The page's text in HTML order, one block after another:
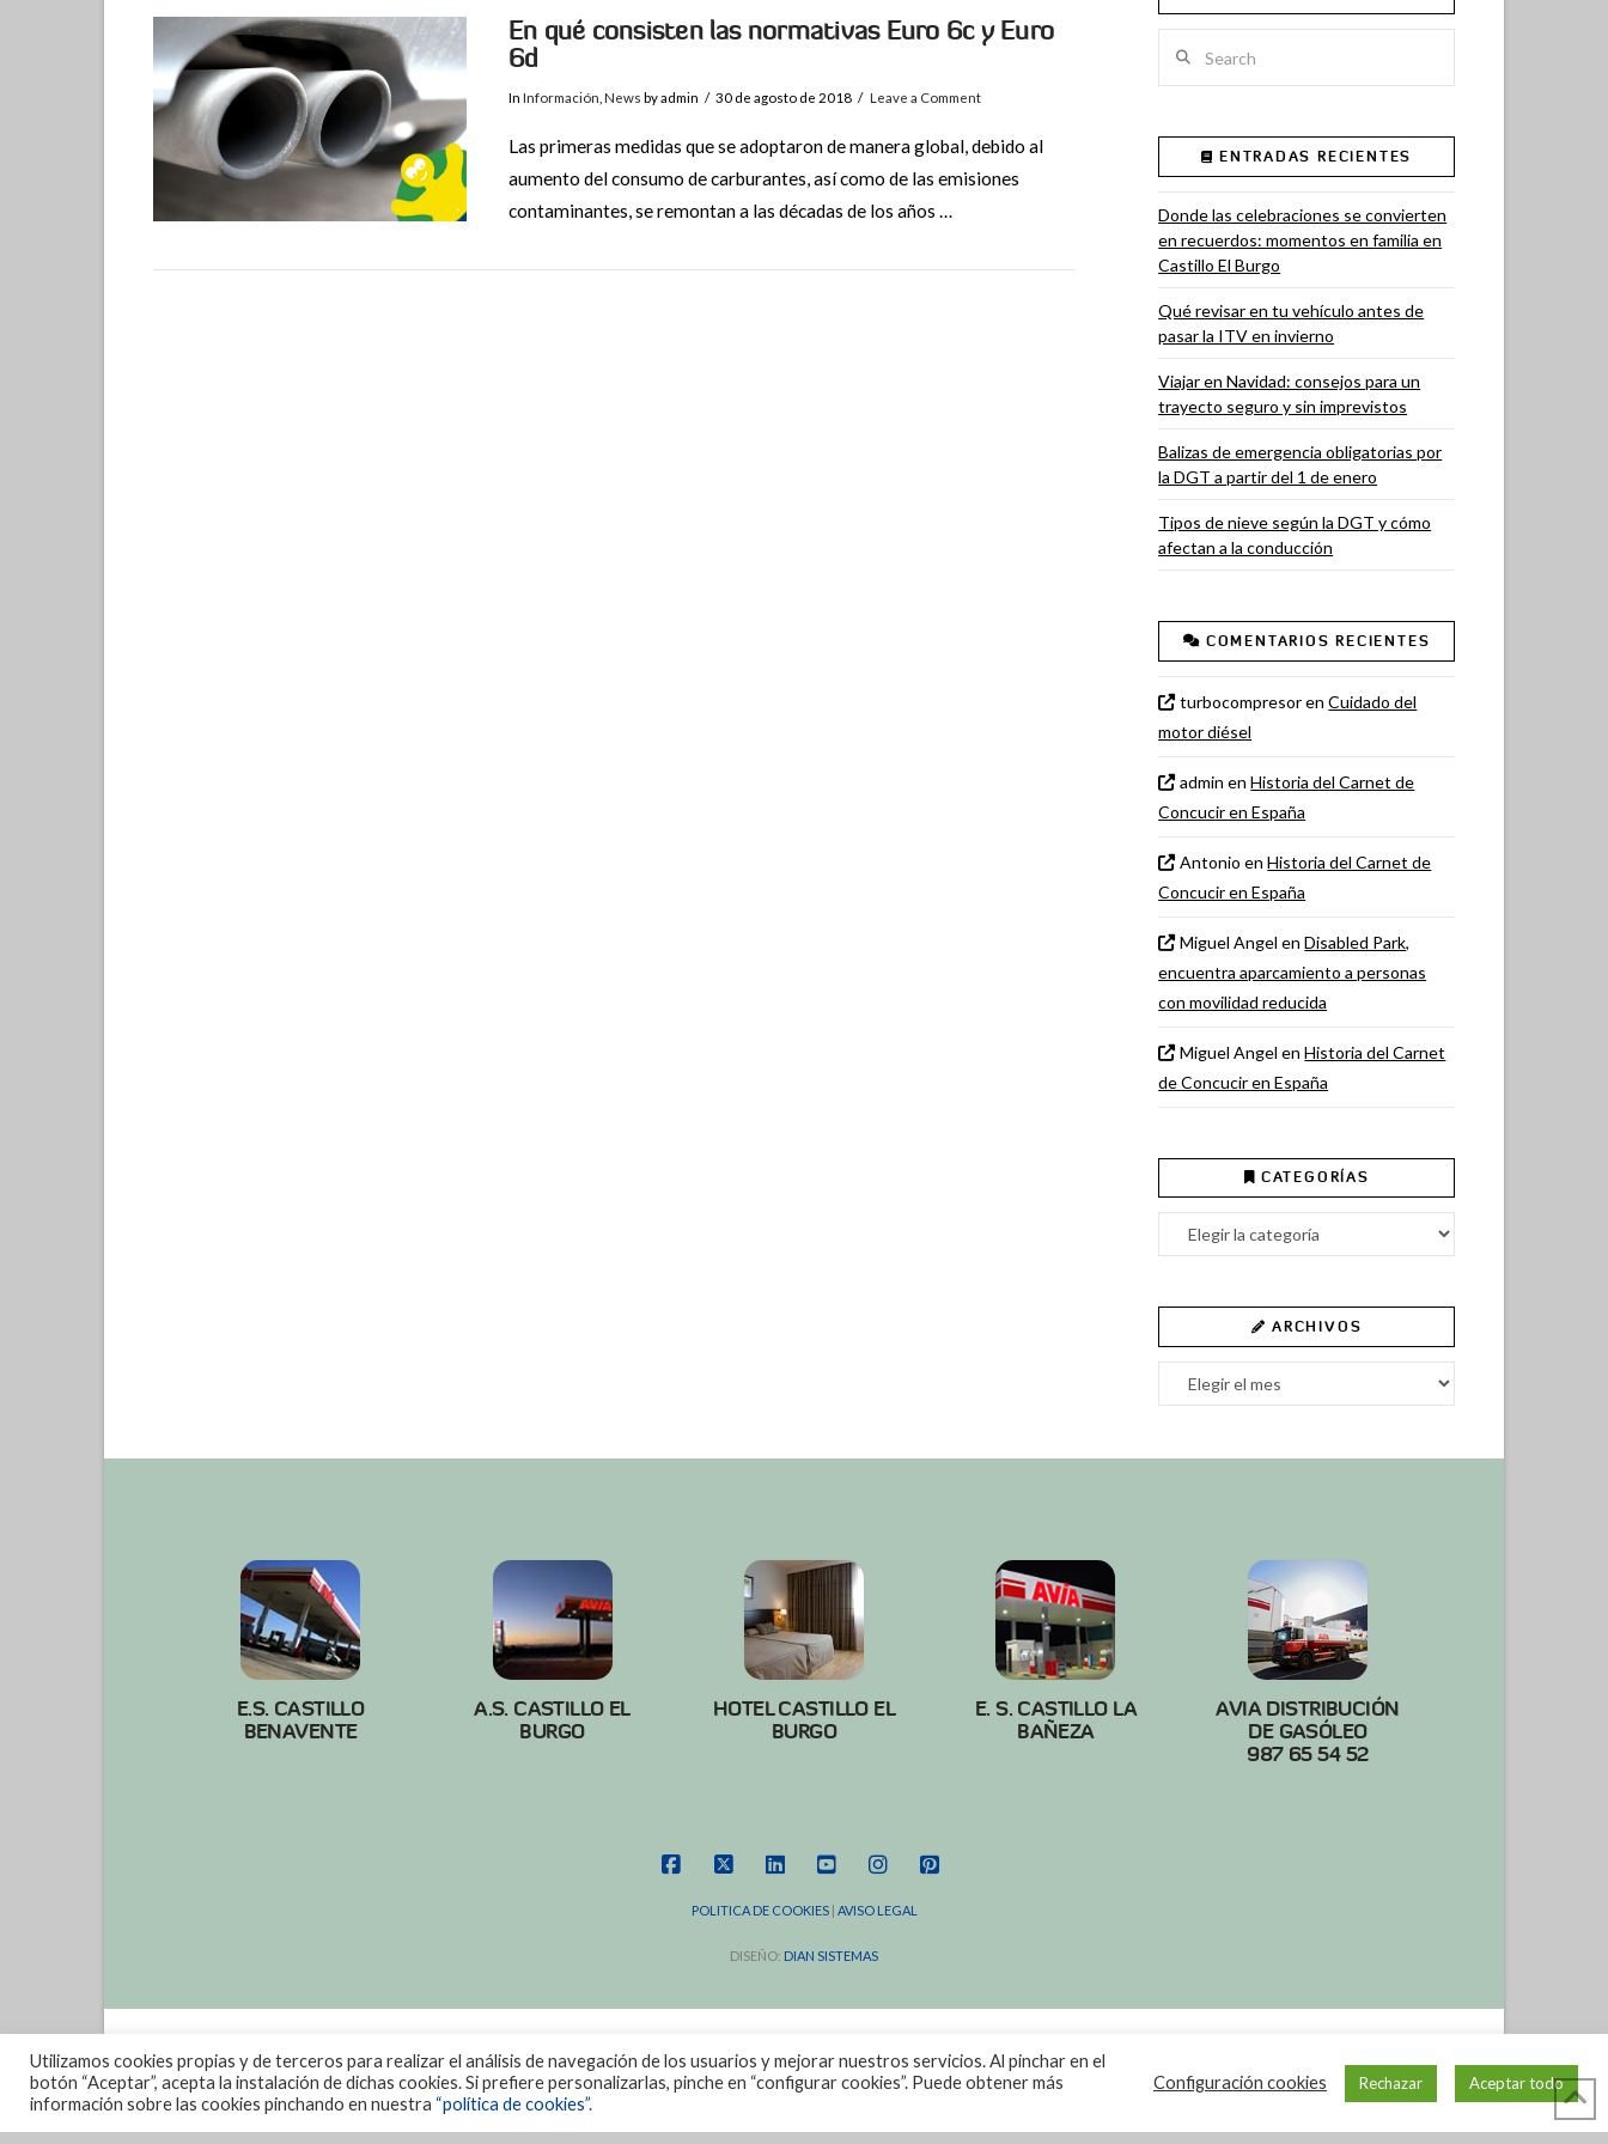
En qué consisten las normativas Euro 6c y Euro
6d
In Información News by admin 30 de agosto de 2018 Leave a Comment
Las primeras medidas que se adoptaron de manera global, debido al
aumento del consumo de carburantes, así como de las emisiones
contaminantes, se remontan a las décadas de los años …
ENTRADAS RECIENTES
Donde las celebraciones se convierten
en recuerdos: momentos en familia en
Castillo El Burgo
Qué revisar en tu vehículo antes de
pasar la ITV en invierno
Viajar en Navidad: consejos para un
trayecto seguro y sin imprevistos
Balizas de emergencia obligatorias por
la DGT a partir del 1 de enero
Tipos de nieve según la DGT y cómo
afectan a la conducción
COMENTARIOS RECIENTES
turbocompresorenCuidado del
motor diésel
admin enHistoria del Carnet de
Concucir en España
Antonio enHistoria del Carnet de
Concucir en España
Miguel Angel enDisabled Park,
encuentra aparcamiento a personas
con movilidad reducida
Miguel Angel enHistoria del Carnet
de Concucir en España
CATEGORÍAS
Categorías
ARCHIVOS
Archivos
E.S. CASTILLO
BENAVENTE
A.S. CASTILLO EL
BURGO
HOTEL CASTILLO EL
BURGO
E. S. CASTILLO LA
BAÑEZA
AVIA DISTRIBUCIÓN
DE GASÓLEO
987 65 54 52
POLITICA DE COOKIES| AVISO LEGAL
DISEÑO: DIAN SISTEMAS
Utilizamos cookies propias y de terceros para realizar el análisis de navegación de los usuarios y mejorar nuestros servicios. Al pinchar en el
botón “Aceptar”, acepta la instalación de dichas cookies. Si prefiere personalizarlas, pinche en “configurar cookies”. Puede obtener más
información sobre las cookies pinchando en nuestra “política de cookies”.
Configuración cookies Rechazar Aceptar todo